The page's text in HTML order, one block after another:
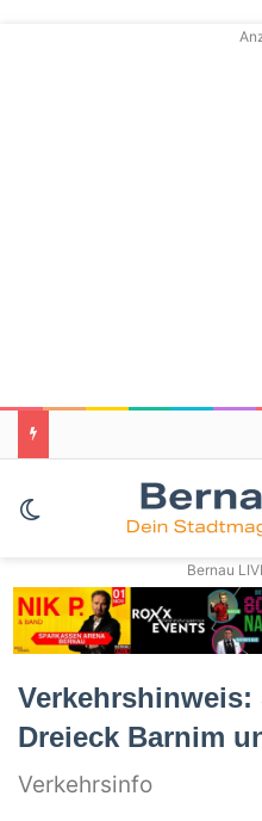
Skin umschalten
Bernau
Verkehrshinweis:
Dreieck Barnim
Verkehrsinfo